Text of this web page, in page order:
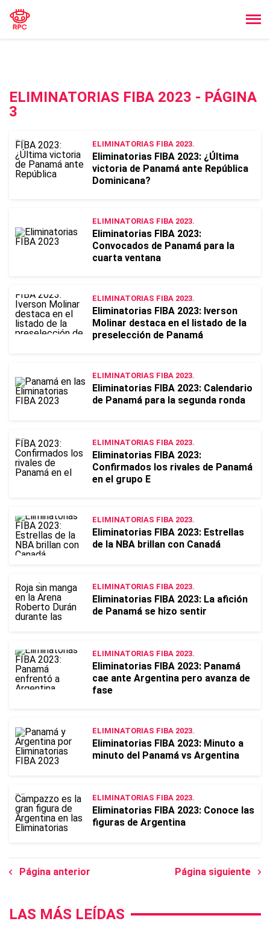
ELIMINATORIAS FIBA 2023 - PÁGINA
3
ELIMINATORIAS FIBA 2023.
Eliminatorias FIBA 2023: ¿Última
victoria de Panamá ante República
Dominicana?
ELIMINATORIAS FIBA 2023.
Eliminatorias FIBA 2023:
Convocados de Panamá para la
cuarta ventana
ELIMINATORIAS FIBA 2023.
Eliminatorias FIBA 2023: Iverson
Molinar destaca en el listado de la
preselección de Panamá
ELIMINATORIAS FIBA 2023.
Eliminatorias FIBA 2023: Calendario
de Panamá para la segunda ronda
ELIMINATORIAS FIBA 2023.
Eliminatorias FIBA 2023:
Confirmados los rivales de Panamá
en el grupo E
ELIMINATORIAS FIBA 2023.
Eliminatorias FIBA 2023: Estrellas
de la NBA brillan con Canadá
ELIMINATORIAS FIBA 2023.
Eliminatorias FIBA 2023: La afición
de Panamá se hizo sentir
ELIMINATORIAS FIBA 2023.
Eliminatorias FIBA 2023: Panamá
cae ante Argentina pero avanza de
fase
ELIMINATORIAS FIBA 2023.
Eliminatorias FIBA 2023: Minuto a
minuto del Panamá vs Argentina
ELIMINATORIAS FIBA 2023.
Eliminatorias FIBA 2023: Conoce las
figuras de Argentina
Página anterior Página siguiente
LAS MÁS LEÍDAS